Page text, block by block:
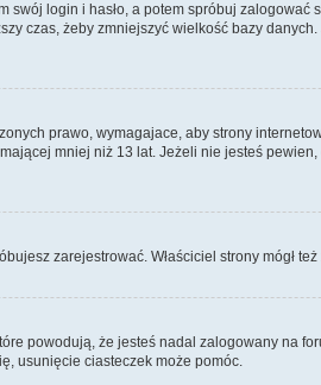
login i hasło, a potem spróbuj
czas, żeby zmniejszyć wielkość bazy
prawo, wymagajace, aby strony
mniej niż 13 lat. Jeżeli nie jesteś
zarejestrować. Właściciel strony mógł
powodują, że jesteś nadal zalogowany na
usunięcie ciasteczek może pomóc.